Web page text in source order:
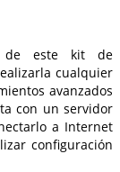
de este kit de
cualquier
avanzados
con un servidor
a Internet
configuración